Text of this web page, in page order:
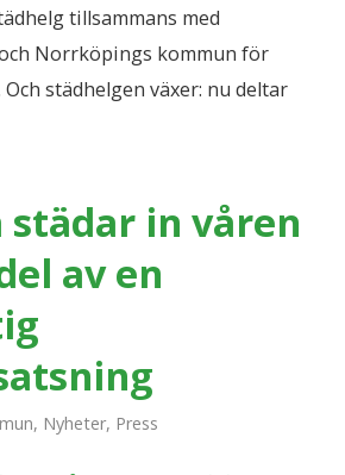
tillsammans med
och Norrköpings kommun för
städhelgen växer: nu deltar
städar in våren
av en
, Nyheter, Press